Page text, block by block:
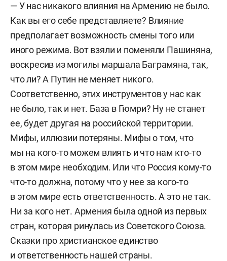
— У нас никакого влияния на Армению не было.
Как вы его себе представляете? Влияние
предполагает возможность смены того или
иного режима. Вот взяли и поменяли Пашиняна,
воскресив из могилы маршала Баграмяна, так,
что ли? А Путин не меняет никого.
Соответственно, этих инструментов у нас как
не было, так и нет. База в Гюмри? Ну не станет
ее, будет другая на российской территории.
Мифы, иллюзии потеряны. Мифы о том, что
мы на кого-то можем влиять и что нам кто-то
в этом мире необходим. Или что Россия кому-то
что-то должна, потому что у нее за кого-то
в этом мире есть ответственность. А это не так.
Ни за кого нет. Армения была одной из первых
стран, которая ринулась из Советского Союза.
Сказки про христианское единство
и ответственность нашей страны.